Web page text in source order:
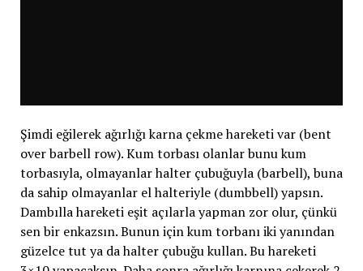
Şimdi eğilerek ağırlığı karna çekme hareketi var (bent
over barbell row). Kum torbası olanlar bunu kum
torbasıyla, olmayanlar halter çubuğuyla (barbell), buna
da sahip olmayanlar el halteriyle (dumbbell) yapsın.
Dambılla hareketi eşit açılarla yapman zor olur, çünkü
sen bir enkazsın. Bunun için kum torbanı iki yanından
güzelce tut ya da halter çubuğu kullan. Bu hareketi